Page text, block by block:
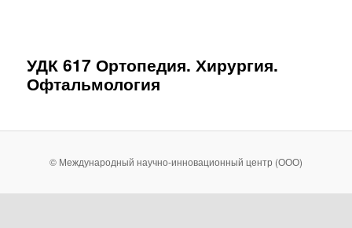
УДК 617 Ортопедия. Хирургия.
Офтальмология
© Международный научно-инновационный центр (ООО)